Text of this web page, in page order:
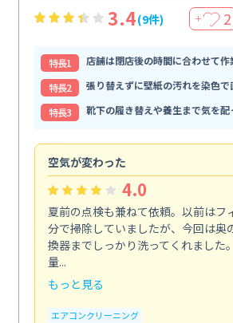
3.4(9件) ＋ 2
特⻑1
店舗は閉店後の時間に合わせて作
特⻑2
張り替えずに壁紙の汚れを染色で
特⻑3
靴下の履き替えや養生まで気を配
空気が変わった
4.0
夏前の点検も兼ねて依頼。以前はフ
分で掃除していましたが、今回は奥
換器までしっかり洗ってくれました
量...
もっと見る
エアコンクリーニング